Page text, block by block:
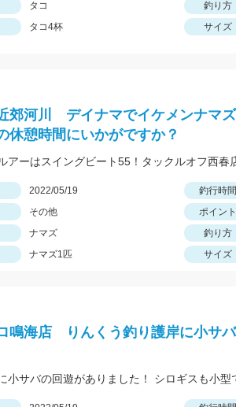
タコ
釣り方
タコ4杯
サイズ
郊河川 デイナマでイケメンナマ
休憩時間にいかがですか？
アーはスイングビート55！タックルオフ西春
2022/05/19 釣行時間
その他
ポイント
ナマズ
釣り方
ナマズ1匹
サイズ
鳴海店 りんくう釣り護岸に小サ
小サバの回遊がありました！ シロギスも小